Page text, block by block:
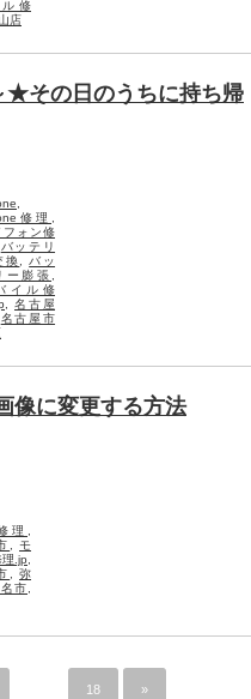
修
店
★その日のうちに持ち帰
修理
フォン修
バッテリ
換
バッ
ー膨張
イル修
名古屋
名古屋市
像に変更する方法
理
,モ
.jp
,弥
市
18 »